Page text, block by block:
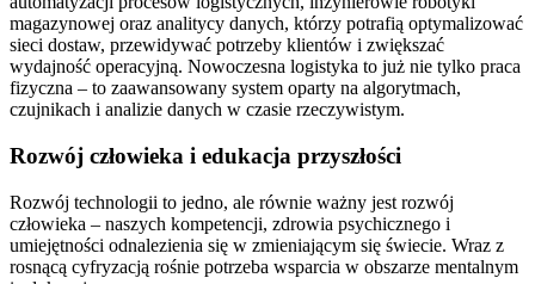
magazynowej oraz analitycy danych, którzy potrafią optymalizować
sieci dostaw, przewidywać potrzeby klientów i zwiększać
wydajność operacyjną. Nowoczesna logistyka to już nie tylko praca
fizyczna – to zaawansowany system oparty na algorytmach,
czujnikach i analizie danych w czasie rzeczywistym.
Rozwój człowieka i edukacja przyszłości
Rozwój technologii to jedno, ale równie ważny jest rozwój
człowieka – naszych kompetencji, zdrowia psychicznego i
umiejętności odnalezienia się w zmieniającym się świecie. Wraz z
rosnącą cyfryzacją rośnie potrzeba wsparcia w obszarze mentalnym